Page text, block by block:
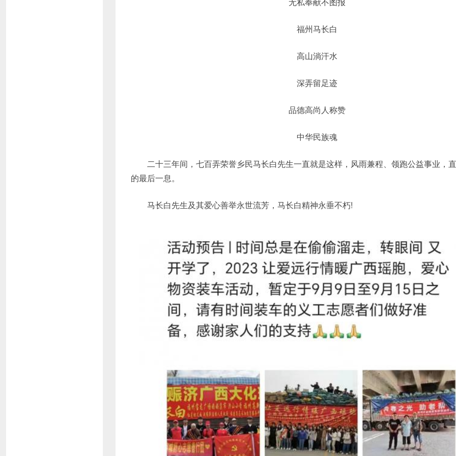
福州马长白
高山淌汗水
深弄留足迹
品德高尚人称赞
中华民族魂
二十三年间，七百弄荣誉乡民马长白先生一直就是这样，风雨兼程、领跑公益事业，
的最后一息。
马长白先生及其爱心善举永世流芳，马长白精神永垂不朽!